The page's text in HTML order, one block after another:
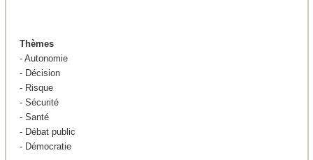
Thèmes
- Autonomie
- Décision
- Risque
- Sécurité
- Santé
- Débat public
- Démocratie